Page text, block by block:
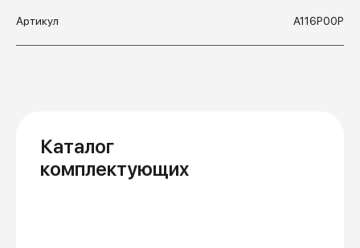
Артикул А116Р00Р
Каталог
комплектующих